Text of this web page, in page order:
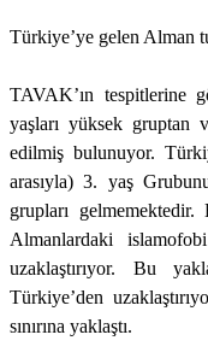
Türkiye’ye gelen Alman
TAVAK’ın tespitlerine
yaşları yüksek gruptan
edilmiş bulunuyor.
arasıyla) 3. yaş
grupları
Almanlardaki
uzaklaştırıyor. Bu
Türkiye’den
sınırına yaklaştı.